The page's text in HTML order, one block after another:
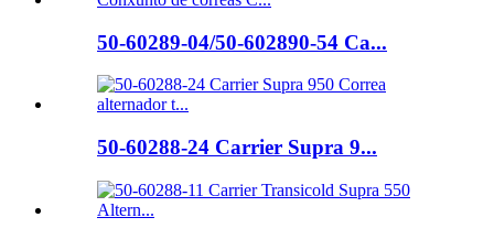
50-60289-04/50-602890-54 Ca...
50-60288-24 Carrier Supra 9...